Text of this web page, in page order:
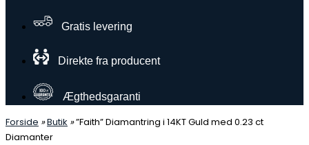
Gratis levering
Direkte fra producent
Ægthedsgaranti
Forside »Butik »”Faith” Diamantring i 14KT Guld med 0.23 ct
Diamanter